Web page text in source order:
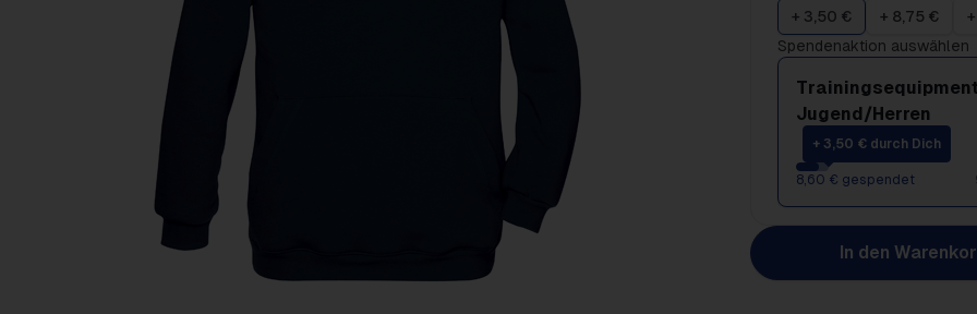
+ 3,50 €
+ 8,75 €
Spendenaktion auswählen
Jugend/Herren
+ 3,50 € durch Dich
8,60 € gespendet
In den